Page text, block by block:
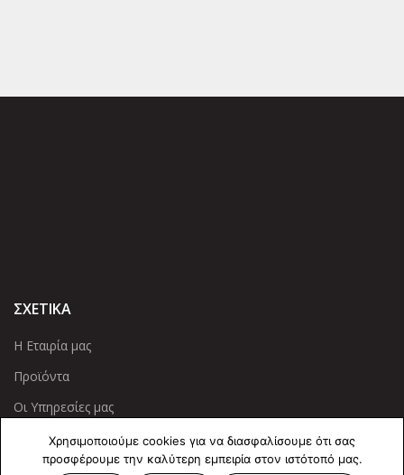
ΣΧΕΤΙΚΑ
Η Εταιρία μας
Προϊόντα
Οι Υπηρεσίες μας
ΠΛΗΡΟΦΟΡΙΕΣ
Χρησιμοποιούμε cookies για να διασφαλίσουμε ότι σας
προσφέρουμε την καλύτερη εμπειρία στον ιστότοπό μας.